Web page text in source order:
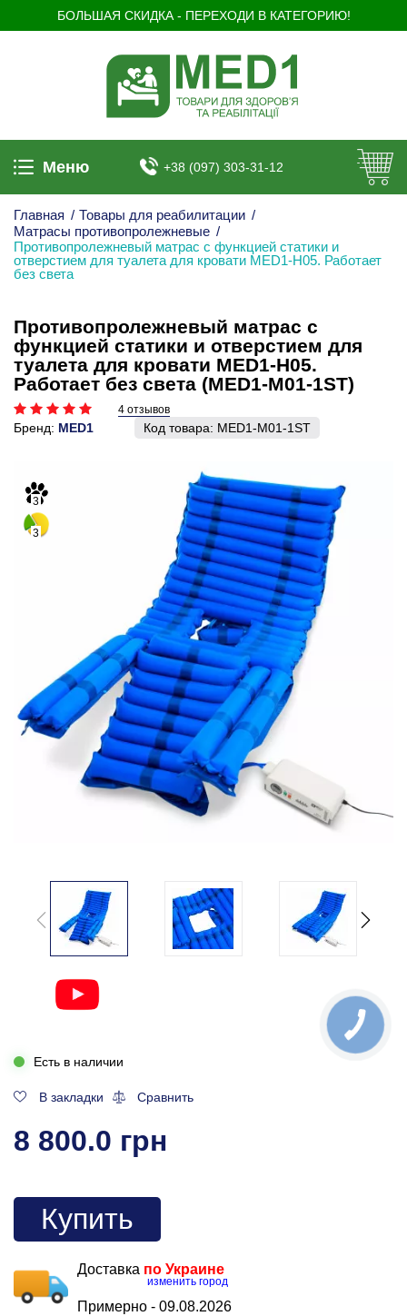
БОЛЬШАЯ СКИДКА - ПЕРЕХОДИ В КАТЕГОРИЮ!
Меню +38 (097) 303-31-12
Главная / Товары для реабилитации /
Матрасы противопролежневые /
Противопролежневый матрас c функцией статики и
отверстием для туалета для кровати MED1-H05. Работает
без света
Противопролежневый матрас c
функцией статики и отверстием для
туалета для кровати MED1-H05.
Работает без света (MED1-M01-1ST)
4 отзывов
Бренд: MED1 Код товара: MED1-M01-1ST
3
3
Есть в наличии
В закладки Сравнить
8 800.0 грн
Купить
Доставка по Украине
изменить город
Примерно - 09.08.2026